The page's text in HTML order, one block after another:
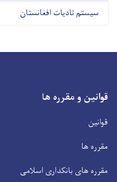
سیستم تادیات افغانستان
قوانین و مقرره ها
قوانین
مقرره ها
مقرره های بانکداری اسلامی